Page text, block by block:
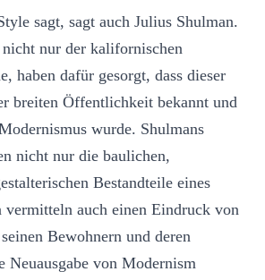
sagt, sagt auch Julius Shulman.
nur der kalifornischen
haben dafür gesorgt, dass dieser
breiten Öffentlichkeit bekannt und
wurde. Shulmans
nicht nur die baulichen,
Bestandteile eines
vermitteln auch einen Eindruck von
Bewohnern und deren
Neuausgabe von Modernism